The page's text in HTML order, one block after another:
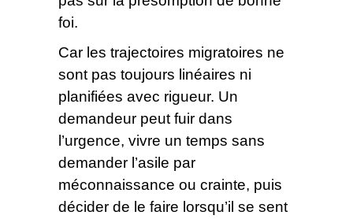
foi.
Car les trajectoires migratoires ne
sont pas toujours linéaires ni
planifiées avec rigueur. Un
demandeur peut fuir dans
l’urgence, vivre un temps sans
demander l’asile par
méconnaissance ou crainte, puis
décider de le faire lorsqu’il se sent